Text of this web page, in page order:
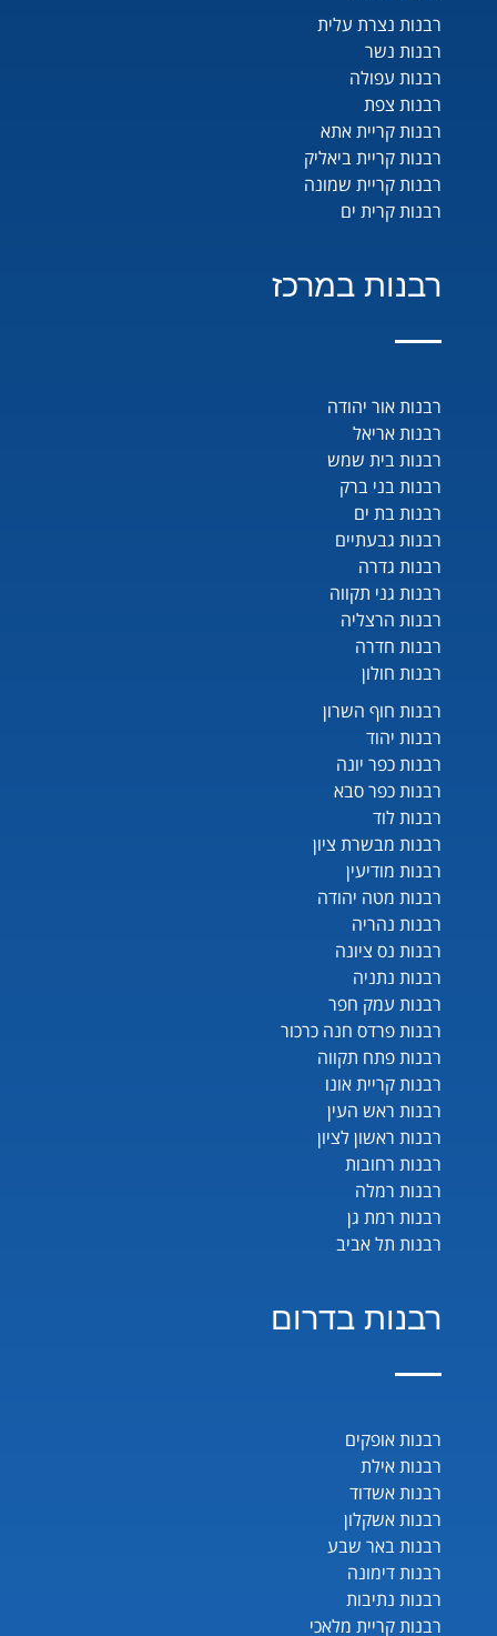
רבנות נצרת עלית
רבנות נשר
רבנות עפולה
רבנות צפת
רבנות קריית אתא
רבנות קריית ביאליק
רבנות קריית שמונה
רבנות קרית ים
רבנות במרכז
רבנות אור יהודה
רבנות אריאל
רבנות בית שמש
רבנות בני ברק
רבנות בת ים
רבנות גבעתיים
רבנות גדרה
רבנות גני תקווה
רבנות הרצליה
רבנות חדרה
רבנות חולון
רבנות חוף השרון
רבנות יהוד
רבנות כפר יונה
רבנות כפר סבא
רבנות לוד
רבנות מבשרת ציון
רבנות מודיעין
רבנות מטה יהודה
רבנות נהריה
רבנות נס ציונה
רבנות נתניה
רבנות עמק חפר
רבנות פרדס חנה כרכור
רבנות פתח תקווה
רבנות קריית אונו
רבנות ראש העין
רבנות ראשון לציון
רבנות רחובות
רבנות רמלה
רבנות רמת גן
רבנות תל אביב
רבנות בדרום
רבנות אופקים
רבנות אילת
רבנות אשדוד
רבנות אשקלון
רבנות באר שבע
רבנות דימונה
רבנות נתיבות
רבנות קריית מלאכי